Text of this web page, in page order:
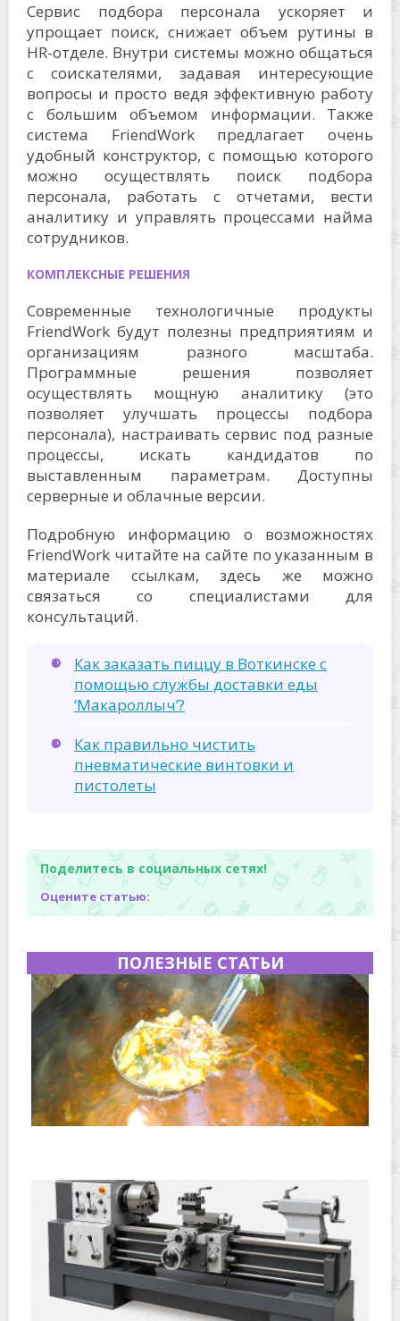
Сервис подбора персонала ускоряет и
упрощает поиск, снижает объем рутины в
HR-отделе. Внутри системы можно общаться
с соискателями, задавая интересующие
вопросы и просто ведя эффективную работу
с большим объемом информации. Также
система FriendWork предлагает очень
удобный конструктор, с помощью которого
можно осуществлять поиск подбора
персонала, работать с отчетами, вести
аналитику и управлять процессами найма
сотрудников.
КОМПЛЕКСНЫЕ РЕШЕНИЯ
Современные технологичные продукты
FriendWork будут полезны предприятиям и
организациям разного масштаба.
Программные решения позволяет
осуществлять мощную аналитику (это
позволяет улучшать процессы подбора
персонала), настраивать сервис под разные
процессы, искать кандидатов по
выставленным параметрам. Доступны
серверные и облачные версии.
Подробную информацию о возможностях
FriendWork читайте на сайте по указанным в
материале ссылкам, здесь же можно
связаться со специалистами для
консультаций.
Как заказать пиццу в Воткинске с
помощью службы доставки еды
‘Макароллыч’?
Как правильно чистить
пневматические винтовки и
пистолеты
Поделитесь в социальных сетях!
Оцените статью:
ПОЛЕЗНЫЕ СТАТЬИ